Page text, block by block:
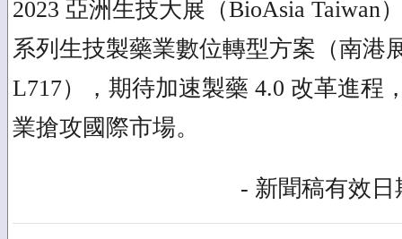
2023 亞洲生技大展（BioAsia Taiwan
系列生技製藥業數位轉型方案（南港
L717），期待加速製藥 4.0 改革進程
業搶攻國際市場。
- 新聞稿有效日